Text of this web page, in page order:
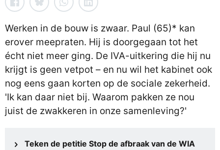
Werken in de bouw is zwaar. Paul (65)* kan
erover meepraten. Hij is doorgegaan tot het
écht niet meer ging. De IVA-uitkering die hij nu
krijgt is geen vetpot – en nu wil het kabinet ook
nog eens gaan korten op de sociale zekerheid.
'Ik kan daar niet bij. Waarom pakken ze nou
juist de zwakkeren in onze samenleving?'
Teken de petitie Stop de afbraak van de WIA